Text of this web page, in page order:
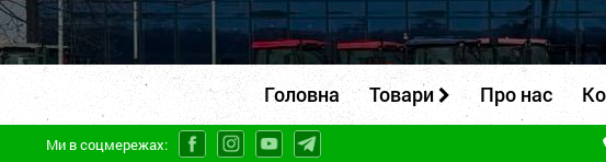
та
запчастин
Головна Товари Про нас
Ми в соцмережах: